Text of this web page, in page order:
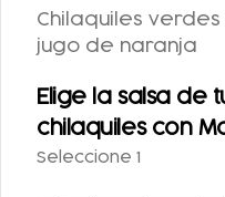
COCA-COLA LIGHT
355 ML.
$25.00
Chilaquiles
jugo de naranja
Elige la salsa de
chilaquiles con
Seleccione 1